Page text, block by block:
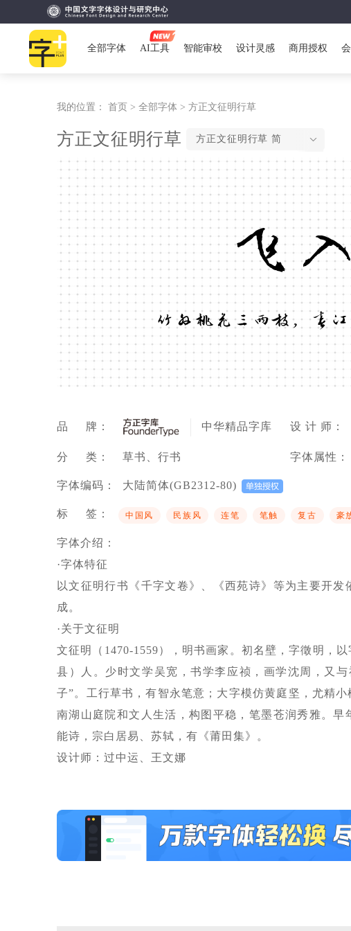
全部字体 AI工具 智能审校 设计灵感 商用授权
我的位置： 首页 > 全部字体 > 方正文征明行草
方正文征明行草 方正文征明行草 简
飞
竹外桃花三两枝，春
品 牌： 中华精品字库 设 计 师：
分 类： 草书、行书 字体属性：
字体编码： 大陆简体(GB2312-80)
标 签： 中国风 民族风 连笔 笔触 复古 豪
字体介绍：
·字体特征
以文征明行书《千字文卷》、《西苑诗》等为主要开
成。
·关于文征明
文征明（1470-1559），明书画家。初名壁，字徵明，
县）人。少时文学吴宽，书学李应祯，画学沈周，又
子”。工行草书，有智永笔意；大字模仿黄庭坚，尤精
南湖山庭院和文人生活，构图平稳，笔墨苍润秀雅。
能诗，宗白居易、苏轼，有《莆田集》。
设计师：过中运、王文娜